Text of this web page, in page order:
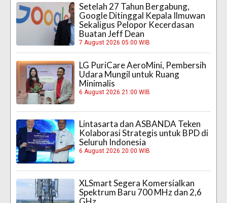
Setelah 27 Tahun Bergabung,
Google Ditinggal Kepala Ilmuwan
Sekaligus Pelopor Kecerdasan
Buatan Jeff Dean
7 August 2026 05:00 WIB
LG PuriCare AeroMini, Pembersih
Udara Mungil untuk Ruang
Minimalis
6 August 2026 21:00 WIB
Lintasarta dan ASBANDA Teken
Kolaborasi Strategis untuk BPD di
Seluruh Indonesia
6 August 2026 20:00 WIB
XLSmart Segera Komersialkan
Spektrum Baru 700 MHz dan 2,6